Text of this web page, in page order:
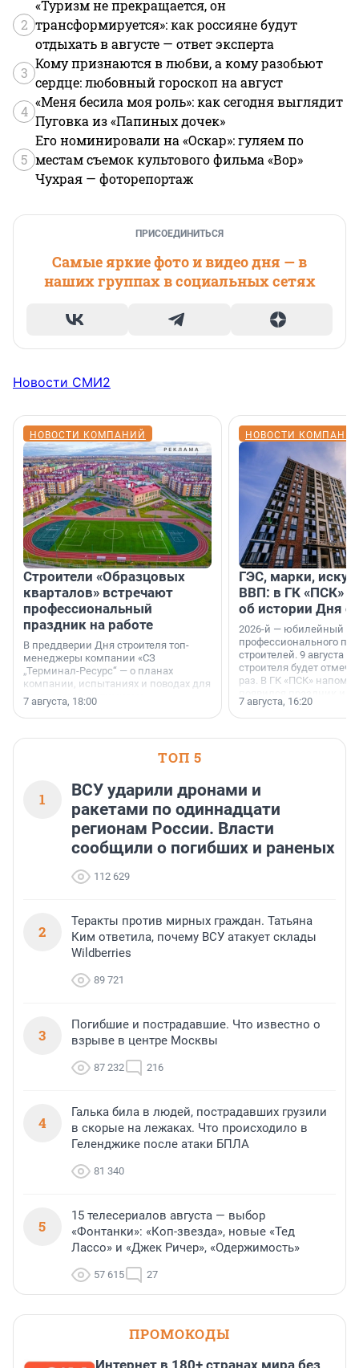
2
«Туризм не прекращается, он
трансформируется»: как россияне будут
отдыхать в августе — ответ эксперта
3
Кому признаются в любви, а кому разобьют
сердце: любовный гороскоп на август
4
«Меня бесила моя роль»: как сегодня выглядит
Пуговка из «Папиных дочек»
5
Его номинировали на «Оскар»: гуляем по
местам съемок культового фильма «Вор»
Чухрая — фоторепортаж
ПРИСОЕДИНИТЬСЯ
Самые яркие фото и видео дня — в
наших группах в социальных сетях
Новости СМИ2
НОВОСТИ КОМПАНИЙ
Строители «Образцовых
кварталов» встречают
профессиональный
праздник на работе
В преддверии Дня строителя топ-
менеджеры компании «СЗ
„Терминал-Ресурс“ — о планах
компании, испытаниях и поводах для
осторожного оптимизма.
7 августа, 18:00
НОВОСТИ
ГЭС, марки,
ВВП: в ГК «ПСК»
об истории Дня
2026-й — юбилейный
профессионального
строителей. 9 августа
строителя будет
раз. В ГК «ПСК»
поменялась роль
7 августа, 16:20
ТОП 5
1
ВСУ ударили дронами и
ракетами по одиннадцати
регионам России. Власти
сообщили о погибших и раненых
112 629
2
Теракты против мирных граждан. Татьяна
Ким ответила, почему ВСУ атакует склады
Wildberries
89 721
3
Погибшие и пострадавшие. Что известно о
взрыве в центре Москвы
87 232 216
4
Галька била в людей, пострадавших грузили
в скорые на лежаках. Что происходило в
Геленджике после атаки БПЛА
81 340
5
15 телесериалов августа — выбор
«Фонтанки»: «Коп-звезда», новые «Тед
Лассо» и «Джек Ричер», «Одержимость»
57 615 27
ПРОМОКОДЫ
Интернет в 180+ странах мира без